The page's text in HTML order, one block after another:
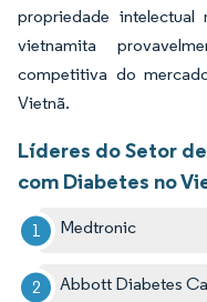
propriedade intelectual
vietnamita
competitiva do
Vietnã.
Líderes do Setor
com Diabetes no
Medtronic
Abbott Diabetes